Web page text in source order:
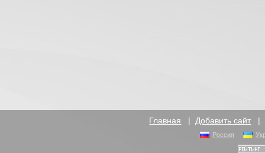
Главная | Добавить сайт |
Россия